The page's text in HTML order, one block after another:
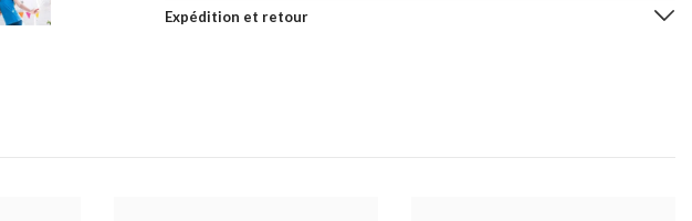
Expédition et retour